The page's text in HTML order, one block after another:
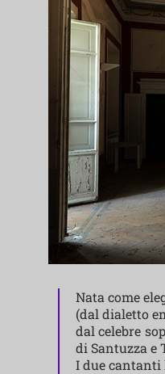
Nata come
(dal dialetto
dal celebre
di Santuzza e
I due cantanti